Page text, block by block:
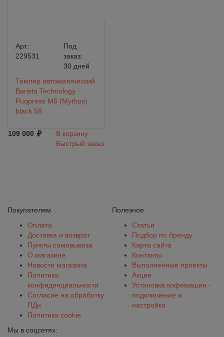
Арт.:
229531
Под
заказ:
30 дней
Темпер автоматический
Barista Technology
Puqpress М6 (Мythos)
black 58
109 000
В корзину
Быстрый заказ
Покупателям
Оплата
Доставка и возврат
Пункты самовывоза
О магазине
Новости магазина
Политика
конфиденциальности
Согласие на обработку
ПДн
Политика cookie
Полезное
Статьи
Подбор по бренду
Карта сайта
Контакты
Выполненные проекты
Акция
Установка кофемашин -
подключение и
настройка
Мы в соцсетях: